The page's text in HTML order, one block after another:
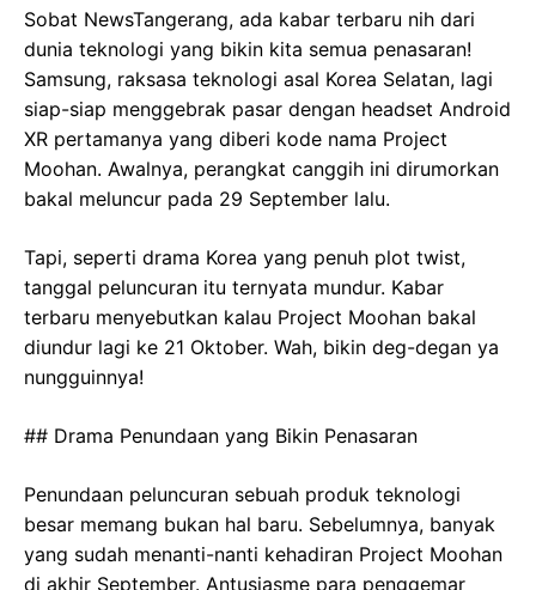
Sobat NewsTangerang, ada kabar terbaru nih dari
dunia teknologi yang bikin kita semua penasaran!
Samsung, raksasa teknologi asal Korea Selatan, lagi
siap-siap menggebrak pasar dengan headset Android
XR pertamanya yang diberi kode nama Project
Moohan. Awalnya, perangkat canggih ini dirumorkan
bakal meluncur pada 29 September lalu.
Tapi, seperti drama Korea yang penuh plot twist,
tanggal peluncuran itu ternyata mundur. Kabar
terbaru menyebutkan kalau Project Moohan bakal
diundur lagi ke 21 Oktober. Wah, bikin deg-degan ya
nungguinnya!
## Drama Penundaan yang Bikin Penasaran
Penundaan peluncuran sebuah produk teknologi
besar memang bukan hal baru. Sebelumnya, banyak
yang sudah menanti-nanti kehadiran Project Moohan
di akhir September. Antusiasme para penggemar